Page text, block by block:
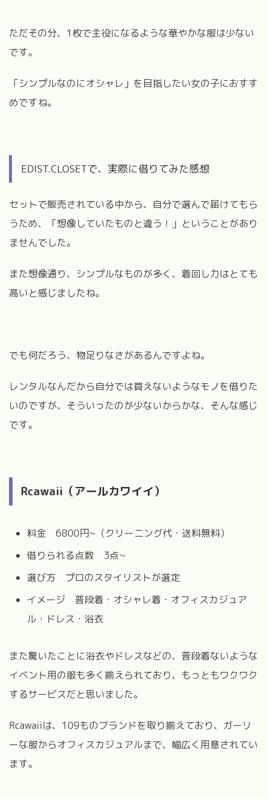
ただその分、1枚で主役になるような華やかな服は少ない
です。
「シンプルなのにオシャレ」を目指したい女の子におすす
めですね。
EDIST.CLOSETで、実際に借りてみた感想
セットで販売されている中から、自分で選んで届けてもら
うため、「想像していたものと違う！」ということがあり
ませんでした。
また想像通り、シンプルなものが多く、着回し力はとても
高いと感じましたね。
でも何だろう、物足りなさがあるんですよね。
レンタルなんだから自分では買えないようなモノを借りた
いのですが、そういったのが少ないからかな、そんな感じ
です。
Rcawaii（アールカワイイ）
料金 6800円~（クリーニング代・送料無料）
借りられる点数 3点~
選び方 プロのスタイリストが選定
イメージ 普段着・オシャレ着・オフィスカジュア
ル・ドレス・浴衣
また驚いたことに浴衣やドレスなどの、普段着ないような
イベント用の服も多く揃えられており、もっともワクワク
するサービスだと思いました。
Rcawaiiは、109ものブランドを取り揃えており、ガーリ
ーな服からオフィスカジュアルまで、幅広く用意されてい
ます。